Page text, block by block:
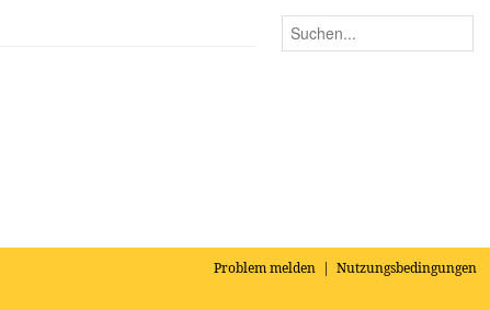
Problem melden | Nutzungsbedingungen